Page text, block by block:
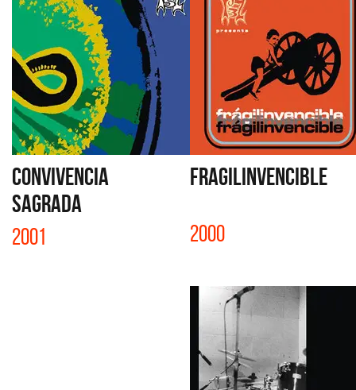
CONVIVENCIA
SAGRADA
2001
FRAGILINVENCIBLE
2000